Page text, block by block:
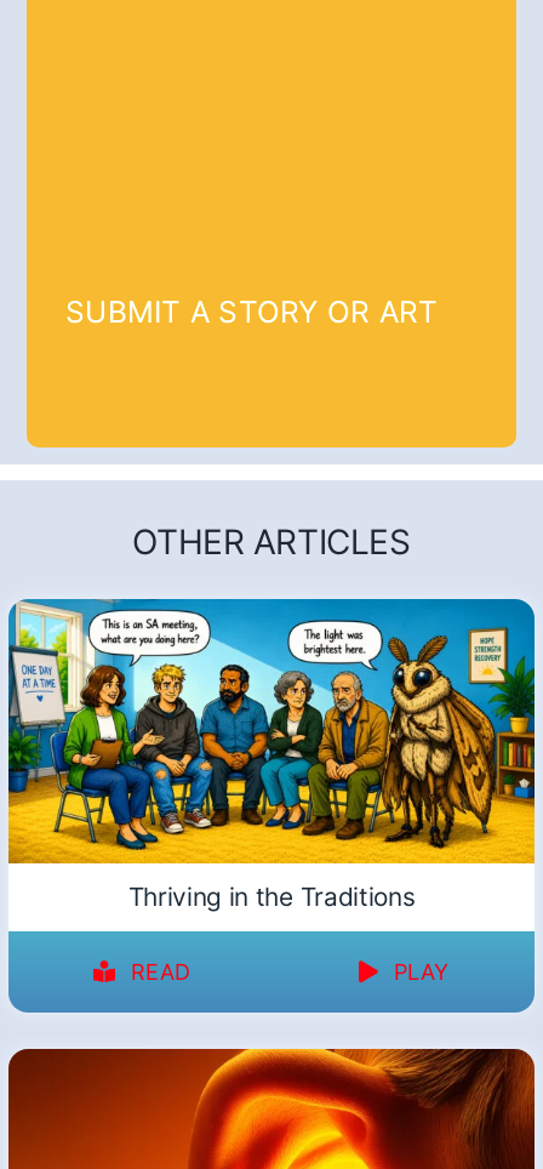
SUBMIT A STORY OR ART
OTHER ARTICLES
Thriving in the Traditions
READ PLAY